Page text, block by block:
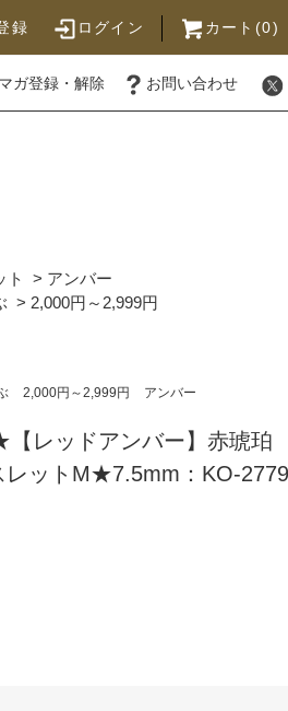
録 ログイン カート(0)
ガ登録・解除 お問い合わせ
ト > アンバー
> 2,000円～2,999円
2,000円～2,999円 アンバー
レッドアンバー】赤琥珀
ットM★7.5mm：KO-2779